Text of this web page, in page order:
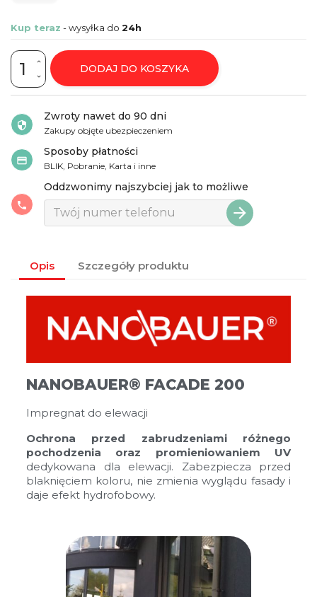
Kup teraz - wysyłka do 24h
DODAJ DO KOSZYKA
security
Zwroty nawet do 90 dni
Zakupy objęte ubezpieczeniem
credit_card
Sposoby płatności
BLIK, Pobranie, Karta i inne
phone
Oddzwonimy najszybciej jak to możliwe
arrow_forward
Opis Szczegóły produktu
NANOBAUER® FACADE 200
Impregnat do elewacji
Ochrona przed zabrudzeniami różnego
pochodzenia oraz promieniowaniem UV
dedykowana dla elewacji. Zabezpiecza przed
blaknięciem koloru, nie zmienia wyglądu fasady i
daje efekt hydrofobowy.